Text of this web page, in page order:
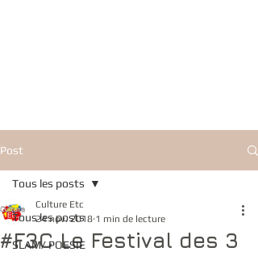
Post
Tous les posts
SLAM/ POESIE
Tous les posts
#F3C Le Festival des 3
Culture Etc
24 nov. 2018 1 min de lecture